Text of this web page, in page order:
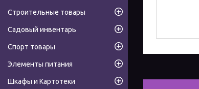
Строительные товары
Садовый инвентарь
Спорт товары
Элементы питания
Шкафы и Картотеки